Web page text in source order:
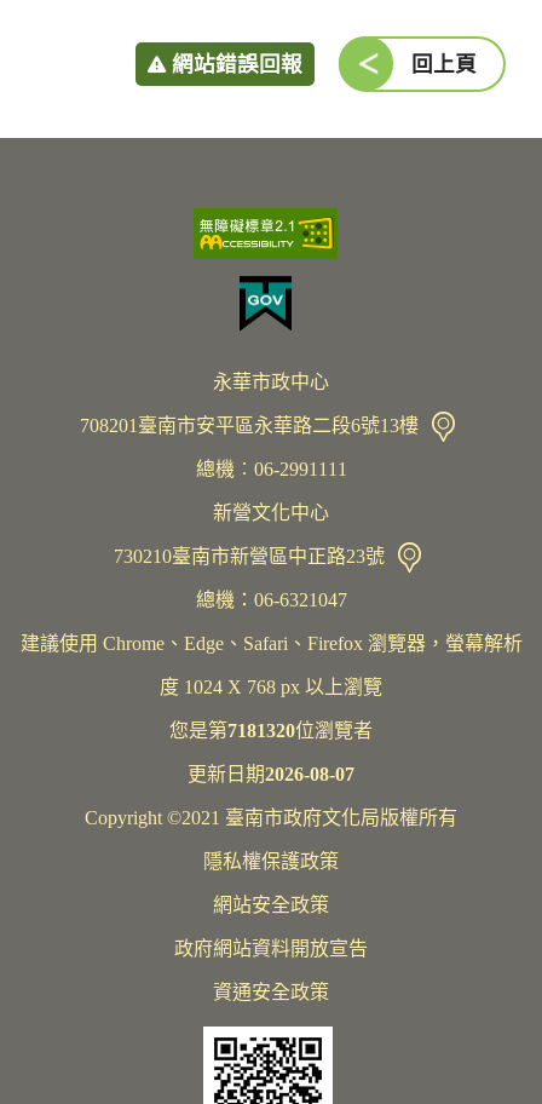
網站錯誤回報 回上頁
永華市政中心
708201臺南市安平區永華路二段6號13樓
總機︰06-2991111
新營文化中心
730210臺南市新營區中正路23號
總機：06-6321047
建議使用 Chrome、Edge、Safari、Firefox 瀏覽器，螢幕解析
度 1024 X 768 px 以上瀏覽
您是第7181320位瀏覽者
更新日期2026-08-07
Copyright ©2021 臺南市政府文化局版權所有
隱私權保護政策
網站安全政策
政府網站資料開放宣告
資通安全政策